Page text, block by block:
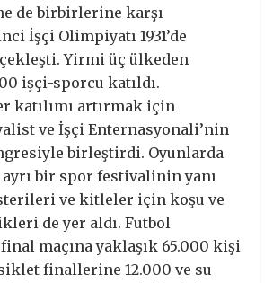
de birbirlerine karşı
İşçi Olimpiyatı 1931’de
Yirmi üç ülkeden
işçi-sporcu katıldı.
katılımı artırmak için
ve İşçi Enternasyonali’nin
birleştirdi. Oyunlarda
bir spor festivalinin yanı
ve kitleler için koşu ve
de yer aldı. Futbol
maçına yaklaşık 65.000 kişi
finallerine 12.000 ve su